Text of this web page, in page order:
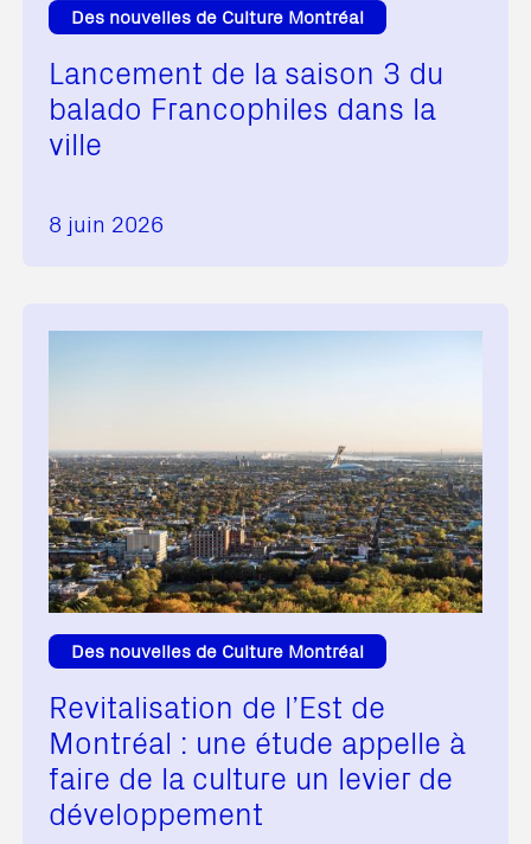
Des nouvelles de Culture Montréal
Lancement de la saison 3 du
balado Francophiles dans la
ville
8 juin 2026
Des nouvelles de Culture Montréal
Revitalisation de l’Est de
Montréal : une étude appelle à
faire de la culture un levier de
développement